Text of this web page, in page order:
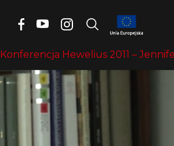
Konferencja Hewelius 2011 –